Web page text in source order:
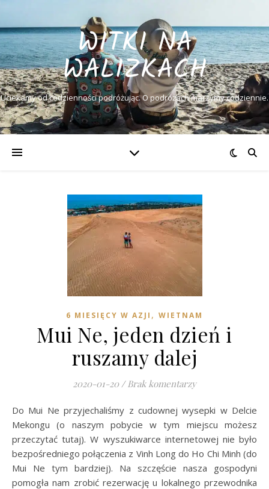
WITKI NA
WALIZKACH
Uciekamy od codzienności podróżując. O podróżach marzymy codziennie.
6 MIESIĘCY W AZJI , WIETNAM
Mui Ne, jeden dzień i
ruszamy dalej
2020-01-20 / Brak komentarzy
Do Mui Ne przyjechaliśmy z cudownej wysepki w Delcie
Mekongu (o naszym pobycie w tym miejscu możesz
przeczytać tutaj). W wyszukiwarce internetowej nie było
bezpośredniego połączenia z Vinh Long do Ho Chi Minh (do
Mui Ne tym bardziej). Na szczęście nasza gospodyni
pomogła nam zrobić rezerwację u lokalnego przewodnika